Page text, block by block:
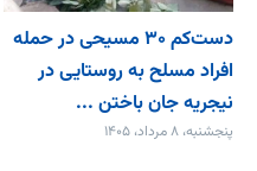
دست‌کم ۳۰ مسیحی در حمله
افراد مسلح به روستایی در
نیجریه جان باختن ...
پنجشنبه، ۸ مرداد، ۱۴۰۵